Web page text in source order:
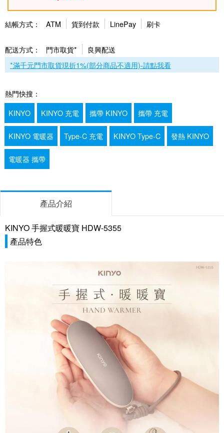
結帳方式： ATM 貨到付款 LinePay 刷卡
配送方式： 門市取貨*
良興配送
*滿千元門市取貨現折1%(部分商品不適用)-請點我看
熱門快搜：
KINYO
KINYO 充電 攜帶 KINYO 攜帶 充電
KINYO 電暖器 Type-C 充電 KINYO Type-C 發熱 KINYO
電暖器 攜帶
產品介紹
KINYO 手握式暖暖寶 HDW-5355
產品特色